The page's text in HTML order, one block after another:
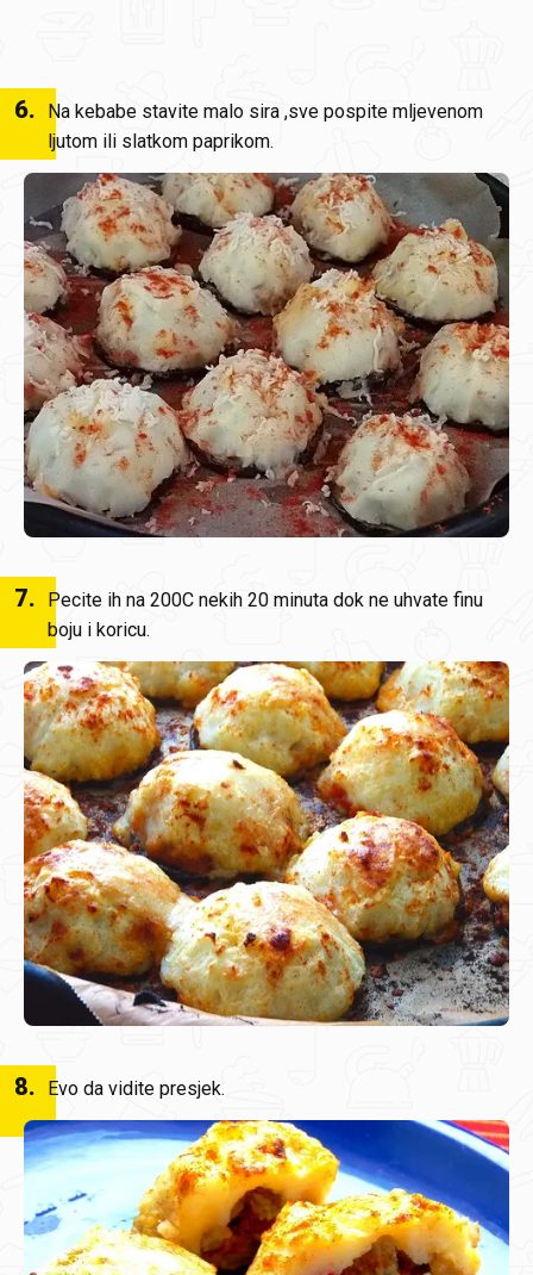
6.
Na kebabe stavite malo sira ,sve pospite mljevenom
ljutom ili slatkom paprikom.
7.
Pecite ih na 200C nekih 20 minuta dok ne uhvate finu
boju i koricu.
8. Evo da vidite presjek.